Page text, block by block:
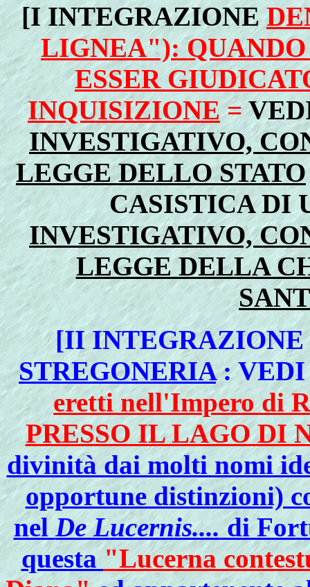
[I INTEGRAZIONE
LIGNEA"):
ESSER
INQUISIZIONE=
INVESTIGATIVO,
LEGGE DELLO STATO
CASISTICA DI
INVESTIGATIVO,
LEGGE DELLA
[II
STREGONERIA:
eretti nell'Impero di
PRESSO IL LAGO DI
divinità dai molti nomi
opportune distinzioni)
nelDe Lucernis....di
questa"Lucerna